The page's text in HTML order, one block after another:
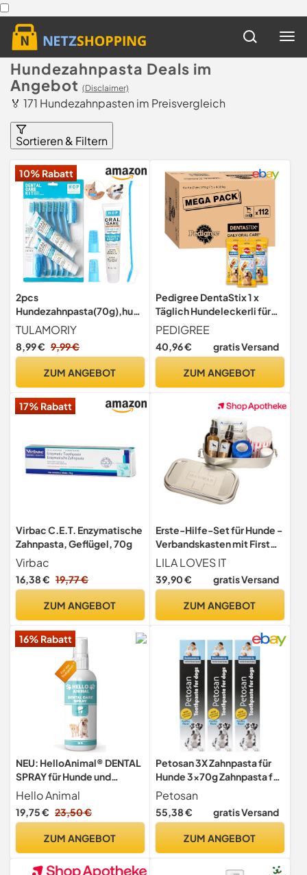
Hundezahnpasta Deals im
Angebot (Disclaimer)
🏅 171 Hundezahnpasten im Preisvergleich
Sortieren & Filtern
10% Rabatt
2pcs
Hundezahnpasta(70g),hund
ezahnbürste,zahnpflege
hund Set,zahnpasta
hund,Hundezahnbürste und
Mundgeruch vor,erfrischt
Pigmentierung
TULAMORIY
8,99 € 9,99 €
ZUM ANGEBOT
Pedigree DentaStix 1 x
Täglich Hundeleckerli für
Hunde
PEDIGREE
40,96 € gratis Versand
ZUM ANGEBOT
17% Rabatt
Virbac C.E.T. Enzymatische
Zahnpasta, Geflügel, 70g
Virbac
16,38 € 19,77 €
ZUM ANGEBOT
Erste-Hilfe-Set für Hunde -
Verbandskasten mit First
Aid Balsam und Silberspray,
Verbandsmaterial,
Wundkompresse und
AID BOX von LILA LOVES IT
LILA LOVES IT
39,90 € gratis Versand
ZUM ANGEBOT
16% Rabatt
NEU: HelloAnimal® DENTAL
SPRAY für Hunde und
Katzen –
Zahnsteinentferner auch für
Zwischenräume -
Zahnpflege – Dentalspray
Hello Animal
19,75 € 23,50 €
ZUM ANGEBOT
Petosan 3X Zahnpasta für
Hunde 3x70g Zahnpasta für
die Zahnpflege bei
Haustieren
Petosan
55,38 € gratis Versand
ZUM ANGEBOT